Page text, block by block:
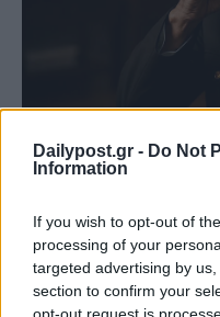
Dailypost.gr - Do Not
Information
If you wish to opt-out of
processing of your
targeted advertising by
section to confirm your
opt-out request is